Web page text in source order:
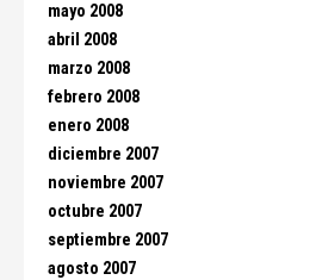
mayo 2008
abril 2008
marzo 2008
febrero 2008
enero 2008
diciembre 2007
noviembre 2007
octubre 2007
septiembre 2007
agosto 2007